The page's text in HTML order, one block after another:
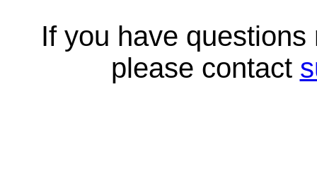
If you have
please contact